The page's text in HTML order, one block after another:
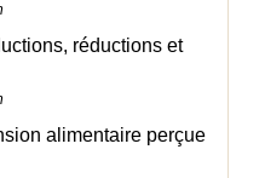
réductions et
alimentaire perçue